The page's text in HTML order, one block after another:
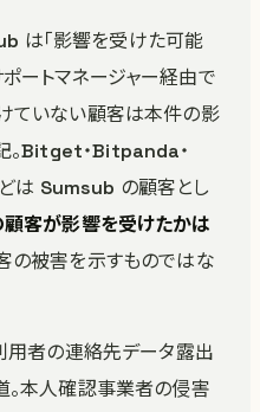
は「影響を受けた可能
ートマネージャー経由で
ていない顧客は本件の影
。Bitget・Bitpanda・
は Sumsub の顧客とし
顧客が影響を受けたかは
の被害を示すものではな
用者の連絡先データ露出
。本人確認事業者の侵害